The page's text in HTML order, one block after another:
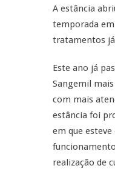
A estância
temporada
tratamentos
Este ano já
Sangemil
com mais
estância foi
em que esteve
realização de